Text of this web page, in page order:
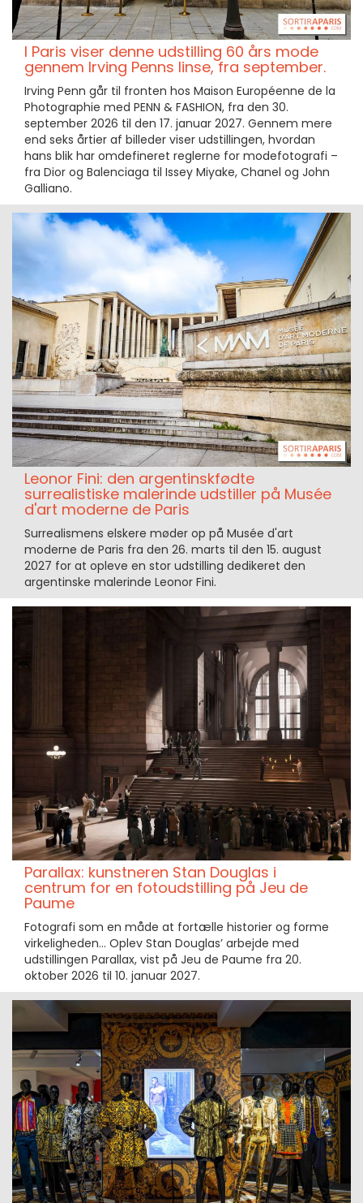
I Paris viser denne udstilling 60 års mode
gennem Irving Penns linse, fra september.
Irving Penn går til fronten hos Maison Européenne de la
Photographie med PENN & FASHION, fra den 30.
september 2026 til den 17. januar 2027. Gennem mere
end seks årtier af billeder viser udstillingen, hvordan
hans blik har omdefineret reglerne for modefotografi –
fra Dior og Balenciaga til Issey Miyake, Chanel og John
Galliano.
Leonor Fini: den argentinskfødte
surrealistiske malerinde udstiller på Musée
d'art moderne de Paris
Surrealismens elskere møder op på Musée d'art
moderne de Paris fra den 26. marts til den 15. august
2027 for at opleve en stor udstilling dedikeret den
argentinske malerinde Leonor Fini.
Parallax: kunstneren Stan Douglas i
centrum for en fotoudstilling på Jeu de
Paume
Fotografi som en måde at fortælle historier og forme
virkeligheden... Oplev Stan Douglas’ arbejde med
udstillingen Parallax, vist på Jeu de Paume fra 20.
oktober 2026 til 10. januar 2027.